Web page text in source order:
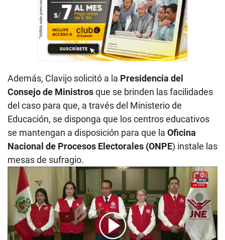
Además, Clavijo solicitó a la Presidencia del
Consejo de Ministrosque se brinden las facilidades
del caso para que, a través del Ministerio de
Educación, se disponga que los centros educativos
se mantengan a disposición para que la Oficina
Nacional de Procesos Electorales (ONPE) instale las
mesas de sufragio.